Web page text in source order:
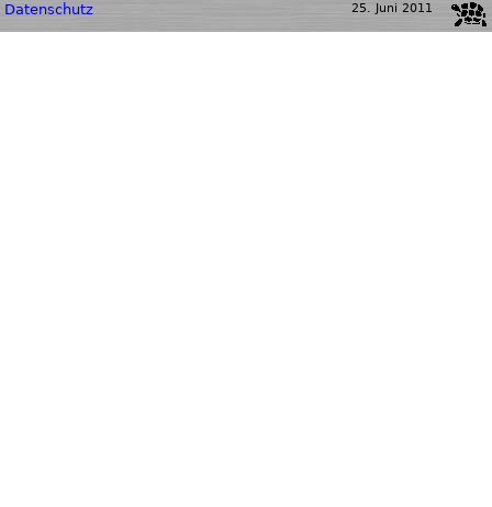
25. Juni 2011
Datenschutz